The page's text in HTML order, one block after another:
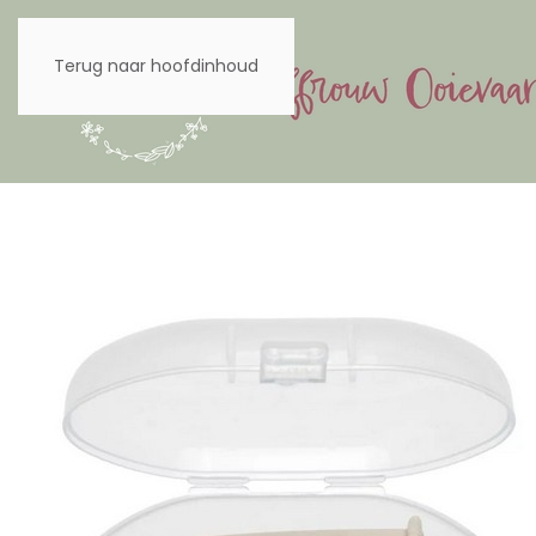
Terug naar hoofdinhoud